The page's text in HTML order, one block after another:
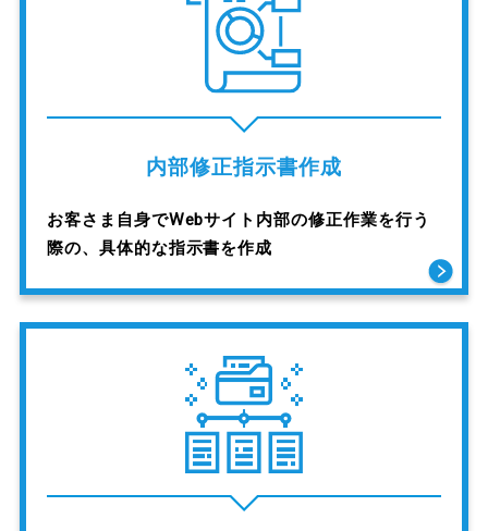
内部修正指示書作成
お客さま自身でWebサイト内部の修正作業を行う
際の、具体的な指示書を作成